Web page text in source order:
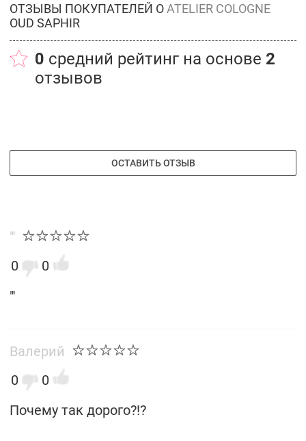
ОТЗЫВЫ ПОКУПАТЕЛЕЙ О ATELIER COLOGNE
OUD SAPHIR
0 средний рейтинг на основе 2
отзывов
ОСТАВИТЬ ОТЗЫВ
"'
0
0
"'
Валерий
0
0
Почему так дорого?!?